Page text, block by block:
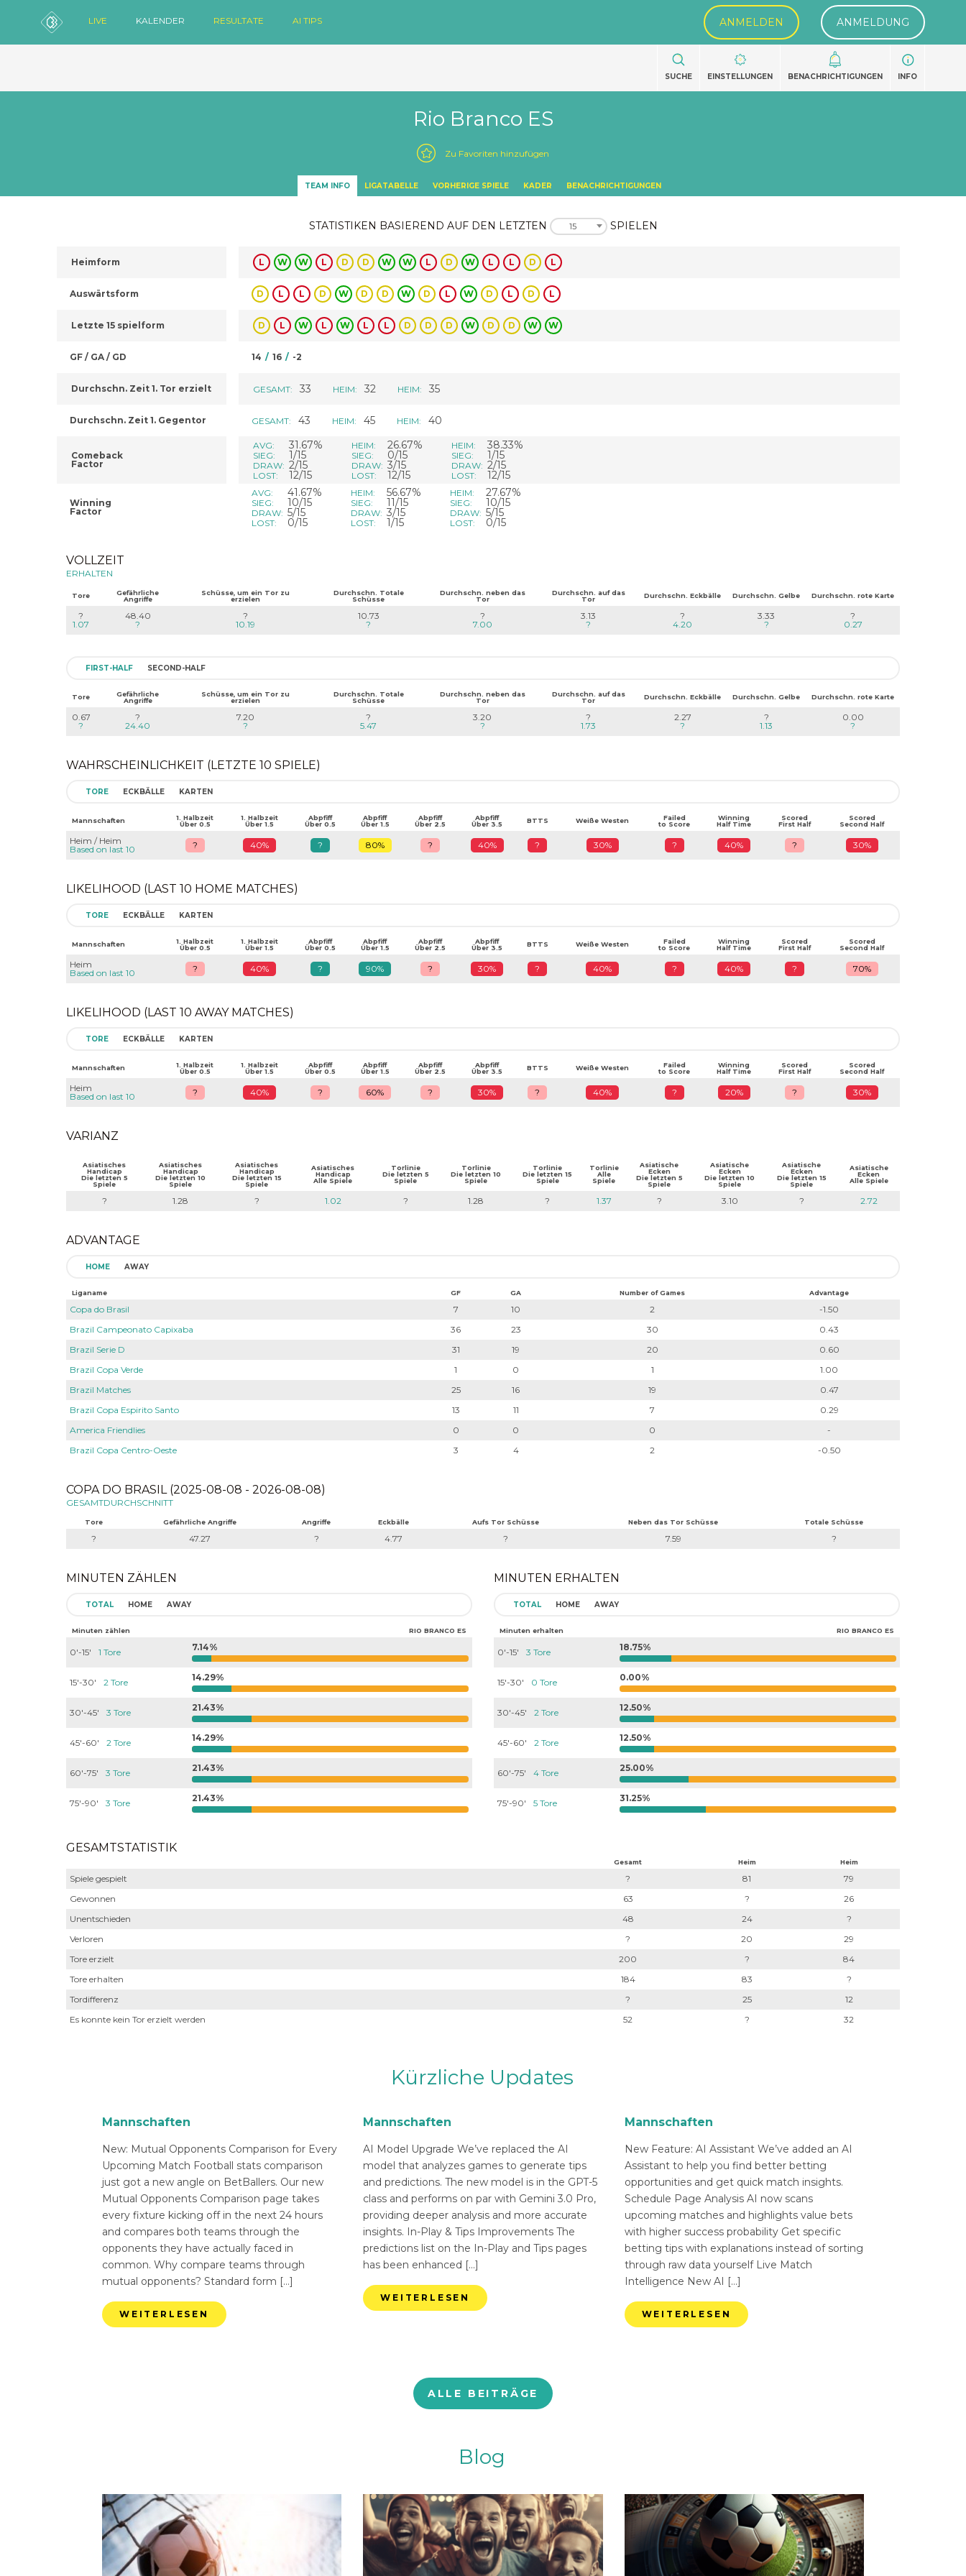
LIVE KALENDER RESULTATE AI TIPS ANMELDEN ANMELDUNG
SUCHE EINSTELLUNGEN BENACHRICHTIGUNGEN INFO
Rio Branco ES
Zu Favoriten hinzufügen
TEAM INFO LIGATABELLE VORHERIGE SPIELE KADER BENACHRICHTIGUNGEN
STATISTIKEN BASIEREND AUF DEN LETZTEN 15 SPIELEN
Heimform
Auswärtsform
Letzte 15 spielform
GF / GA / GD
Durchschn. Zeit 1. Tor erzielt
Durchschn. Zeit 1. Gegentor
Comeback
Factor
Winning
Factor
L W W L D D W W L D W L L D L
D L L D W D D W D L W D L D L
D L W L W L L D D D W D D W W
14 / 16 / -2
GESAMT: 33 HEIM: 32 HEIM: 35
GESAMT: 43 HEIM: 45 HEIM: 40
AVG: 31.67%
SIEG: 1/15
DRAW: 2/15
LOST: 12/15
HEIM: 26.67%
SIEG: 0/15
DRAW: 3/15
LOST: 12/15
HEIM: 38.33%
SIEG: 1/15
DRAW: 2/15
LOST: 12/15
AVG: 41.67%
SIEG: 10/15
DRAW: 5/15
LOST: 0/15
HEIM: 56.67%
SIEG: 11/15
DRAW: 3/15
LOST: 1/15
HEIM: 27.67%
SIEG: 10/15
DRAW: 5/15
LOST: 0/15
VOLLZEIT
ERHALTEN
Tore
Gefährliche
Angriffe
Schüsse, um ein Tor zu
erzielen
Durchschn. Totale
Schüsse
Durchschn. neben das
Tor
Durchschn. auf das
Tor
Durchschn. Eckbälle Durchschn. Gelbe Durchschn. rote Karte
?
1.07
48.40
?
?
10.19
10.73
?
?
7.00
3.13
?
?
4.20
3.33
?
?
0.27
FIRST-HALF SECOND-HALF
Tore
Gefährliche
Angriffe
Schüsse, um ein Tor zu
erzielen
Durchschn. Totale
Schüsse
Durchschn. neben das
Tor
Durchschn. auf das
Tor
Durchschn. Eckbälle Durchschn. Gelbe Durchschn. rote Karte
0.67
?
?
24.40
7.20
?
?
5.47
3.20
?
?
1.73
2.27
?
?
1.13
0.00
?
WAHRSCHEINLICHKEIT (LETZTE 10 SPIELE)
TORE ECKBÄLLE KARTEN
Mannschaften
1. Halbzeit
Über 0.5
1. Halbzeit
Über 1.5
Abpfiff
Über 0.5
Abpfiff
Über 1.5
Abpfiff
Über 2.5
Abpfiff
Über 3.5
BTTS Weiße Westen
Failed
to Score
Winning
Half Time
Scored
First Half
Scored
Second Half
Heim / Heim
Based on last 10
? 40% ? 80% ? 40% ? 30% ? 40% ? 30%
LIKELIHOOD (LAST 10 HOME MATCHES)
TORE ECKBÄLLE KARTEN
Mannschaften
1. Halbzeit
Über 0.5
1. Halbzeit
Über 1.5
Abpfiff
Über 0.5
Abpfiff
Über 1.5
Abpfiff
Über 2.5
Abpfiff
Über 3.5
BTTS Weiße Westen
Failed
to Score
Winning
Half Time
Scored
First Half
Scored
Second Half
Heim
Based on last 10
? 40% ? 90% ? 30% ? 40% ? 40% ? 70%
LIKELIHOOD (LAST 10 AWAY MATCHES)
TORE ECKBÄLLE KARTEN
Mannschaften
1. Halbzeit
Über 0.5
1. Halbzeit
Über 1.5
Abpfiff
Über 0.5
Abpfiff
Über 1.5
Abpfiff
Über 2.5
Abpfiff
Über 3.5
BTTS Weiße Westen
Failed
to Score
Winning
Half Time
Scored
First Half
Scored
Second Half
Heim
Based on last 10
? 40% ? 60% ? 30% ? 40% ? 20% ? 30%
VARIANZ
Asiatisches
Handicap
Die letzten 5
Spiele
Asiatisches
Handicap
Die letzten 10
Spiele
Asiatisches
Handicap
Die letzten 15
Spiele
Asiatisches
Handicap
Alle Spiele
Torlinie
Die letzten 5
Spiele
Torlinie
Die letzten 10
Spiele
Torlinie
Die letzten 15
Spiele
Torlinie
Alle
Spiele
Asiatische
Ecken
Die letzten 5
Spiele
Asiatische
Ecken
Die letzten 10
Spiele
Asiatische
Ecken
Die letzten 15
Spiele
Asiatische
Ecken
Alle Spiele
? 1.28 ? 1.02 ? 1.28 ? 1.37 ? 3.10 ? 2.72
ADVANTAGE
HOME AWAY
Liganame GF GA Number of Games Advantage
Copa do Brasil 7 10 2
-1.50
Brazil Campeonato Capixaba
36 23 30
0.43
Brazil Serie D
31 19 20
0.60
Brazil Copa Verde
1 0 1
1.00
Brazil Matches
25 16 19
0.47
Brazil Copa Espirito Santo
13 11 7
0.29
America Friendlies
0 0 0
-
Brazil Copa Centro-Oeste
3 4 2 -0.50
COPA DO BRASIL (2025-08-08 - 2026-08-08)
GESAMTDURCHSCHNITT
Tore Gefährliche Angriffe Angriffe Eckbälle Aufs Tor Schüsse Neben das Tor Schüsse Totale Schüsse
? 47.27 ? 4.77 ? 7.59 ?
MINUTEN ZÄHLEN
TOTAL HOME AWAY
Minuten zählen RIO BRANCO ES
0'-15' 1 Tore 7.14%
15'-30' 2 Tore 14.29%
30'-45' 3 Tore 21.43%
45'-60' 2 Tore 14.29%
60'-75' 3 Tore 21.43%
75'-90' 3 Tore 21.43%
MINUTEN ERHALTEN
TOTAL HOME AWAY
Minuten erhalten RIO BRANCO ES
0'-15' 3 Tore 18.75%
15'-30' 0 Tore 0.00%
30'-45' 2 Tore 12.50%
45'-60' 2 Tore 12.50%
60'-75' 4 Tore 25.00%
75'-90' 5 Tore 31.25%
GESAMTSTATISTIK
Gesamt Heim Heim
Spiele gespielt ? 81
79
Gewonnen
63 ?
26
Unentschieden
48 24
?
Verloren
? 20
29
Tore erzielt
200 ?
84
Tore erhalten
184 83
?
Tordifferenz
? 25
12
Es konnte kein Tor erzielt werden
52 ? 32
Kürzliche Updates
Mannschaften
New: Mutual Opponents Comparison for Every
Upcoming Match Football stats comparison
just got a new angle on BetBallers. Our new
Mutual Opponents Comparison page takes
every fixture kicking off in the next 24 hours
and compares both teams through the
opponents they have actually faced in
common. Why compare teams through
mutual opponents? Standard form […]
WEITERLESEN
Mannschaften
AI Model Upgrade We’ve replaced the AI
model that analyzes games to generate tips
and predictions. The new model is in the GPT-5
class and performs on par with Gemini 3.0 Pro,
providing deeper analysis and more accurate
insights. In-Play & Tips Improvements The
predictions list on the In-Play and Tips pages
has been enhanced […]
WEITERLESEN
Mannschaften
New Feature: AI Assistant We’ve added an AI
Assistant to help you find better betting
opportunities and get quick match insights.
Schedule Page Analysis AI now scans
upcoming matches and highlights value bets
with higher success probability Get specific
betting tips with explanations instead of sorting
through raw data yourself Live Match
Intelligence New AI […]
WEITERLESEN
ALLE BEITRÄGE
Blog